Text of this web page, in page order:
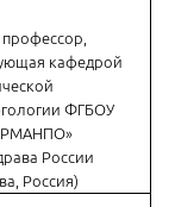
кафедрой
ФГБОУ
России
Россия)